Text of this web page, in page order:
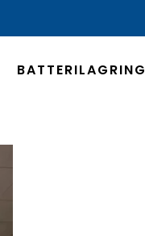
BATTERILAGRING